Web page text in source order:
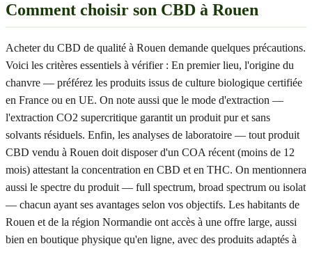
Comment choisir son CBD à Rouen
Acheter du CBD de qualité à Rouen demande quelques précautions.
Voici les critères essentiels à vérifier : En premier lieu, l'origine du
chanvre — préférez les produits issus de culture biologique certifiée
en France ou en UE. On note aussi que le mode d'extraction —
l'extraction CO2 supercritique garantit un produit pur et sans
solvants résiduels. Enfin, les analyses de laboratoire — tout produit
CBD vendu à Rouen doit disposer d'un COA récent (moins de 12
mois) attestant la concentration en CBD et en THC. On mentionnera
aussi le spectre du produit — full spectrum, broad spectrum ou isolat
— chacun ayant ses avantages selon vos objectifs. Les habitants de
Rouen et de la région Normandie ont accès à une offre large, aussi
bien en boutique physique qu'en ligne, avec des produits adaptés à